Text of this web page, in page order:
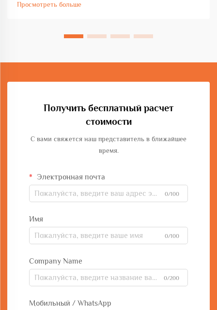
объектов в жесткие сроки при одновременном
Просмотреть больше
Получить бесплатный расчет
стоимости
С вами свяжется наш представитель в ближайшее
время.
Электронная почта
0/100
Имя
0/100
Company Name
0/200
Мобильный / WhatsApp